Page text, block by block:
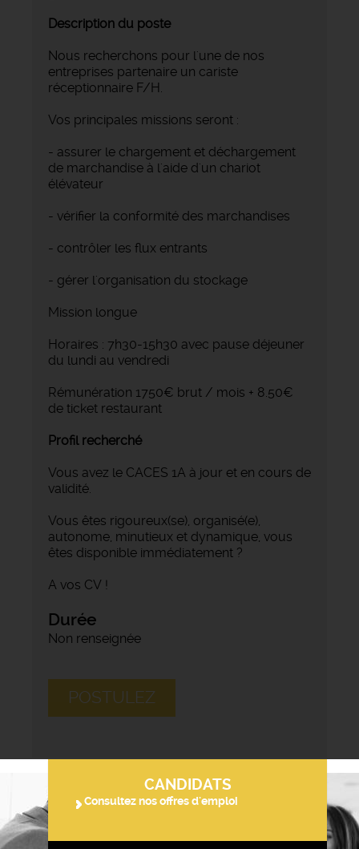
Description du poste
Nous recherchons pour l'une de nos
entreprises partenaire un cariste
réceptionnaire F/H.
Vos principales missions seront :
- assurer le chargement et déchargement
de marchandise à l'aide d'un chariot
élévateur
- vérifier la conformité des marchandises
- contrôler les flux entrants
- gérer l'organisation du stockage
Mission longue
Horaires : 7h30-15h30 avec pause déjeuner
du lundi au vendredi
Rémunération 1750€ brut / mois + 8.50€
de ticket restaurant
Profil recherché
Vous avez le CACES 1A à jour et en cours de
validité.
Vous êtes rigoureux(se), organisé(e),
autonome, minutieux et dynamique, vous
êtes disponible immédiatement ?
A vos CV !
Durée
Non renseignée
POSTULEZ
CANDIDATS
Consultez nos offres d'emploi